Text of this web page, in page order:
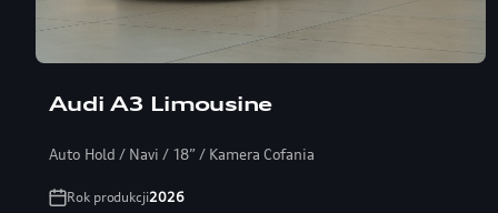
Audi A3 Limousine
Auto Hold / Navi / 18” / Kamera Cofania
Rok produkcji2026